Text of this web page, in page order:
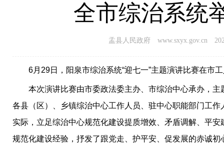
全市综治系统
盂县人民政府 www.sxyx.gov.cn
6月29日，阳泉市综治系统“迎七一”主题演讲比赛在市
本次演讲比赛由市委政法委主办、市综治中心承办，主
各县（区）、乡镇综治中心工作人员、驻中心职能部门工
实际，立足综治中心规范化建设提质增效、矛盾调解、平
规范化建设经验，抒发了跟党走、护平安、促发展的赤诚初